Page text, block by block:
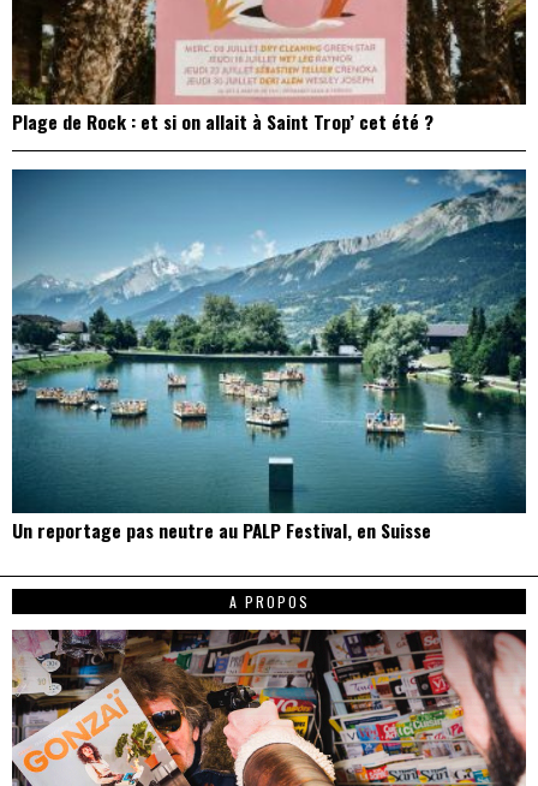
Plage de Rock : et si on allait à Saint Trop’ cet été ?
Un reportage pas neutre au PALP Festival, en Suisse
A PROPOS